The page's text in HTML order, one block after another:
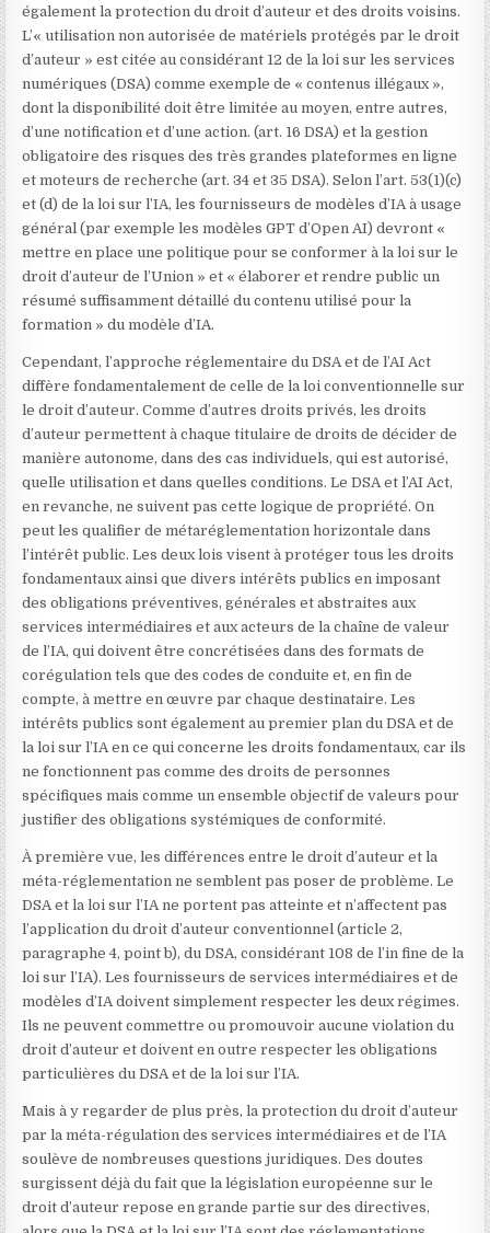
également la protection du droit d’auteur et des droits voisins.
L’« utilisation non autorisée de matériels protégés par le droit
d’auteur » est citée au considérant 12 de la loi sur les services
numériques (DSA) comme exemple de « contenus illégaux »,
dont la disponibilité doit être limitée au moyen, entre autres,
d’une notification et d’une action. (art. 16 DSA) et la gestion
obligatoire des risques des très grandes plateformes en ligne
et moteurs de recherche (art. 34 et 35 DSA). Selon l’art. 53(1)(c)
et (d) de la loi sur l’IA, les fournisseurs de modèles d’IA à usage
général (par exemple les modèles GPT d’Open AI) devront «
mettre en place une politique pour se conformer à la loi sur le
droit d’auteur de l’Union » et « élaborer et rendre public un
résumé suffisamment détaillé du contenu utilisé pour la
formation » du modèle d’IA.
Cependant, l’approche réglementaire du DSA et de l’AI Act
diffère fondamentalement de celle de la loi conventionnelle sur
le droit d’auteur. Comme d’autres droits privés, les droits
d’auteur permettent à chaque titulaire de droits de décider de
manière autonome, dans des cas individuels, qui est autorisé,
quelle utilisation et dans quelles conditions. Le DSA et l’AI Act,
en revanche, ne suivent pas cette logique de propriété. On
peut les qualifier de métaréglementation horizontale dans
l’intérêt public. Les deux lois visent à protéger tous les droits
fondamentaux ainsi que divers intérêts publics en imposant
des obligations préventives, générales et abstraites aux
services intermédiaires et aux acteurs de la chaîne de valeur
de l’IA, qui doivent être concrétisées dans des formats de
corégulation tels que des codes de conduite et, en fin de
compte, à mettre en œuvre par chaque destinataire. Les
intérêts publics sont également au premier plan du DSA et de
la loi sur l’IA en ce qui concerne les droits fondamentaux, car ils
ne fonctionnent pas comme des droits de personnes
spécifiques mais comme un ensemble objectif de valeurs pour
justifier des obligations systémiques de conformité.
À première vue, les différences entre le droit d’auteur et la
méta-réglementation ne semblent pas poser de problème. Le
DSA et la loi sur l’IA ne portent pas atteinte et n’affectent pas
l’application du droit d’auteur conventionnel (article 2,
paragraphe 4, point b), du DSA, considérant 108 de l’in fine de la
loi sur l’IA). Les fournisseurs de services intermédiaires et de
modèles d’IA doivent simplement respecter les deux régimes.
Ils ne peuvent commettre ou promouvoir aucune violation du
droit d’auteur et doivent en outre respecter les obligations
particulières du DSA et de la loi sur l’IA.
Mais à y regarder de plus près, la protection du droit d’auteur
par la méta-régulation des services intermédiaires et de l’IA
soulève de nombreuses questions juridiques. Des doutes
surgissent déjà du fait que la législation européenne sur le
droit d’auteur repose en grande partie sur des directives,